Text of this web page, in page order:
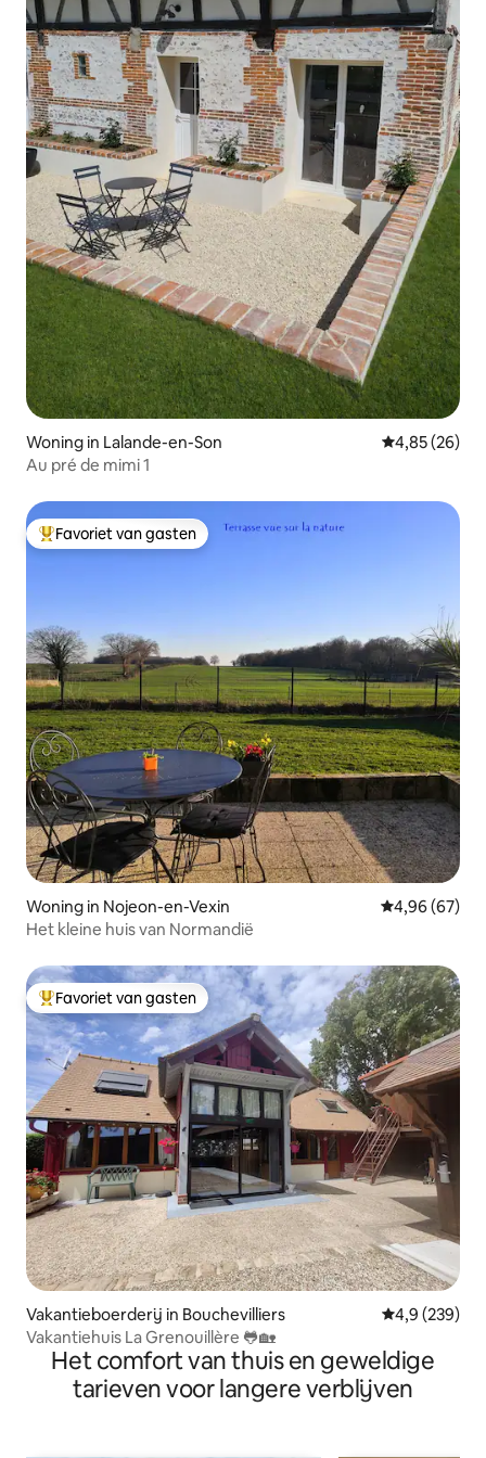
Woning in Lalande-en-Son Gemiddelde
4,85 (26)
Au pré de mimi 1
Topfavoriet van gasten
Favoriet van gasten
Woning in Nojeon-en-Vexin Gemiddelde
4,96 (67)
Het kleine huis van Normandië
Topfavoriet van gasten
Favoriet van gasten
Vakantieboerderij in Bouchevilliers Gemiddelde
4,9 (239)
Vakantiehuis La Grenouillère 🐸🏡
Het comfort van thuis en geweldige
tarieven voor langere verblijven